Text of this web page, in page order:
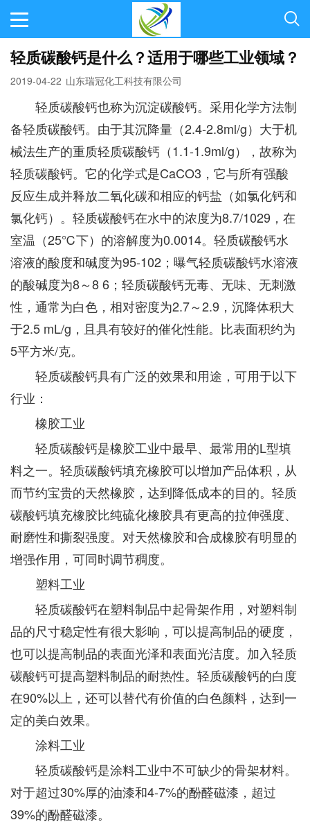
轻质碳酸钙是什么？适用于哪些工业领域？
2019-04-22 山东瑞冠化工科技有限公司
轻质碳酸钙也称为沉淀碳酸钙。采用化学方法制
备轻质碳酸钙。由于其沉降量（2.4-2.8ml/g）大于机
械法生产的重质轻质碳酸钙（1.1-1.9ml/g），故称为
轻质碳酸钙。它的化学式是CaCO3，它与所有强酸
反应生成并释放二氧化碳和相应的钙盐（如氯化钙和
氯化钙）。轻质碳酸钙在水中的浓度为8.7/1029，在
室温（25℃下）的溶解度为0.0014。轻质碳酸钙水
溶液的酸度和碱度为95-102；曝气轻质碳酸钙水溶液
的酸碱度为8～8 6；轻质碳酸钙无毒、无味、无刺激
性，通常为白色，相对密度为2.7～2.9，沉降体积大
于2.5 mL/g，且具有较好的催化性能。比表面积约为
5平方米/克。
轻质碳酸钙具有广泛的效果和用途，可用于以下
行业：
橡胶工业
轻质碳酸钙是橡胶工业中最早、最常用的L型填
料之一。轻质碳酸钙填充橡胶可以增加产品体积，从
而节约宝贵的天然橡胶，达到降低成本的目的。轻质
碳酸钙填充橡胶比纯硫化橡胶具有更高的拉伸强度、
耐磨性和撕裂强度。对天然橡胶和合成橡胶有明显的
增强作用，可同时调节稠度。
塑料工业
轻质碳酸钙在塑料制品中起骨架作用，对塑料制
品的尺寸稳定性有很大影响，可以提高制品的硬度，
也可以提高制品的表面光泽和表面光洁度。加入轻质
碳酸钙可提高塑料制品的耐热性。轻质碳酸钙的白度
在90%以上，还可以替代有价值的白色颜料，达到一
定的美白效果。
涂料工业
轻质碳酸钙是涂料工业中不可缺少的骨架材料。
对于超过30%厚的油漆和4-7%的酚醛磁漆，超过
39%的酚醛磁漆。